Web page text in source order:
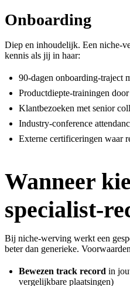
Onboarding
Diep en inhoudelijk. Een niche-
kennis als jij in haar:
90-dagen onboarding-traject
Productdiepte-trainingen
Klantbezoeken met senior
Industry-conference
Externe certificeringen waar
Wanneer
specialist-
Bij niche-werving werkt een
beter dan generieke.
Bewezen track record in
vergelijkbare plaatsingen)